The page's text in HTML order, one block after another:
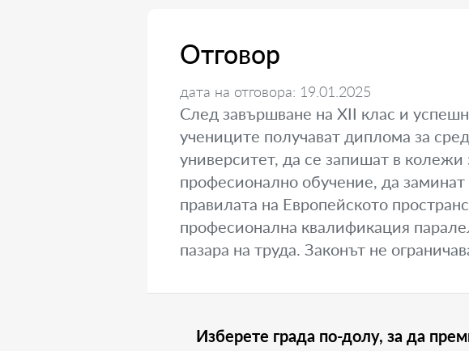
Отговор
дата на отговора: 19.01.2025
След завършване на XII клас и
учениците получават диплома за
университет, да се запишат в
професионално обучение, да
правилата на Европейското
професионална квалификация
пазара на труда. Законът не
Изберете града по-долу, за да